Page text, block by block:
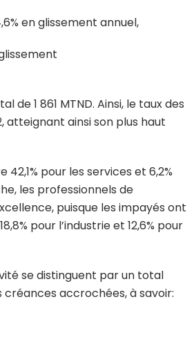
en glissement annuel,
1 861 MTND. Ainsi, le taux des
atteignant ainsi son plus haut
pour les services et 6,2%
les professionnels de
puisque les impayés ont
pour l’industrie et 12,6% pour
se distinguent par un total
créances accrochées, à savoir: